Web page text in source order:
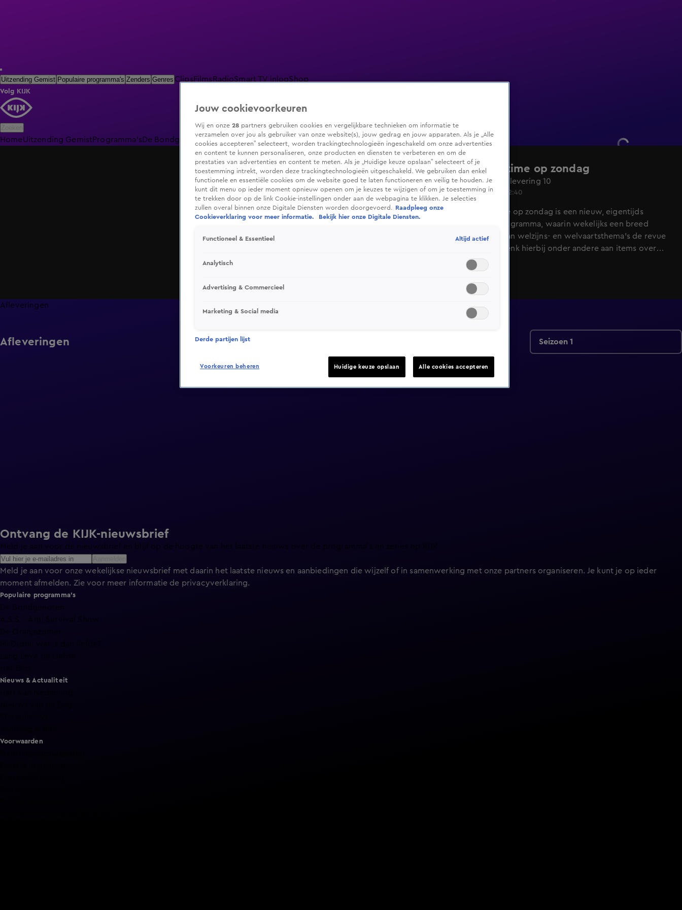
Uitzending Gemist Populaire programma's Zenders Genres ClipsFilms RadioSmart TV inlogShop
Volg KIJK
HomeUitzending GemistProgramma's De Bondgenoten De Oranjezomer Livestreams Shop
Quality time op zondag
Seizoen 1, aflevering 10
5 apr 2020, 12:40
Quality time op zondag is een nieuw, eigentijds
lifestyle-programma, waarin wekelijks een breed
spectrum aan welzijns- en welvaartsthema's de revue
passeert. Denk hierbij onder andere aan items over
beauty, gezin, gezondheid en wonen. De presentatie
van dit veelzijdige tv-programma op zondagmiddag is
onder meer in handen van de nog altijd populaire oud-
Utopianen Beau Nellissen, Romy Koldenhof en Cemal
Hazebroek.
Afleveringen
Afleveringen Seizoen 1
Ontvang de KIJK-nieuwsbrief
Meld je aan voor de nieuwsbrief en blijf op de hoogte van het laatste nieuws over de programma’s en series op KIJK.
Meld je aan voor onze wekelijkse nieuwsbrief met daarin het laatste nieuws en aanbiedingen die wijzelf of in samenwerking met onze partners organiseren. Je kunt je op ieder
moment afmelden. Zie voor meer informatie de privacyverklaring.
Populaire programma's
De Bondgenoten
Nieuws & Actualiteit
Voorwaarden
Jouw cookievoorkeuren
Wij en onze 28 partners gebruiken cookies en vergelijkbare technieken om informatie te
verzamelen over jou als gebruiker van onze website(s), jouw gedrag en jouw apparaten. Als je „Alle
cookies accepteren” selecteert, worden trackingtechnologieën ingeschakeld om onze advertenties
en content te kunnen personaliseren, onze producten en diensten te verbeteren en om de
prestaties van advertenties en content te meten. Als je „Huidige keuze opslaan” selecteert of je
toestemming intrekt, worden deze trackingtechnologieën uitgeschakeld. We gebruiken dan enkel
functionele en essentiële cookies om de website goed te laten functioneren en veilig te houden. Je
kunt dit menu op ieder moment opnieuw openen om je keuzes te wijzigen of om je toestemming in
te trekken door op de link Cookie-instellingen onder aan de webpagina te klikken. Je selecties
zullen overal binnen onze Digitale Diensten worden doorgevoerd.
Raadpleeg onze
Cookieverklaring voor meer informatie.
Bekijk hier onze Digitale Diensten.
Functioneel & Essentieel Altijd actief
Analytisch
Advertising & Commercieel
Marketing & Social media
Derde partijen lijst
Voorkeuren beheren Huidige keuze opslaan Alle cookies accepteren